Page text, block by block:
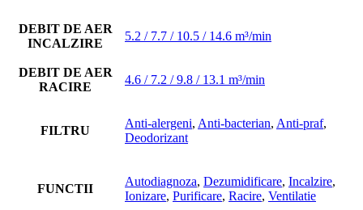
DEBIT DE AER
INCALZIRE
5.2 / 7.7 / 10.5 / 14.6 m³/min
DEBIT DE AER
RACIRE
4.6 / 7.2 / 9.8 / 13.1 m³/min
FILTRU
Anti-alergeni, Anti-bacterian, Anti-praf,
Deodorizant
FUNCTII
Autodiagnoza, Dezumidificare, Incalzire,
Ionizare, Purificare, Racire, Ventilatie